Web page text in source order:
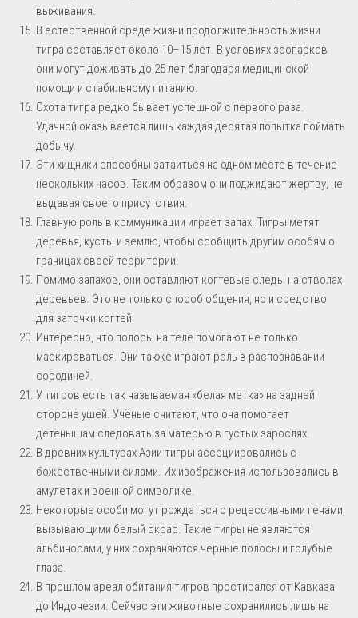
выживания.
В естественной среде жизни продолжительность жизни
тигра составляет около 10–15 лет. В условиях зоопарков
они могут доживать до 25 лет благодаря медицинской
помощи и стабильному питанию.
Охота тигра редко бывает успешной с первого раза.
Удачной оказывается лишь каждая десятая попытка поймать
добычу.
Эти хищники способны затаиться на одном месте в течение
нескольких часов. Таким образом они поджидают жертву, не
выдавая своего присутствия.
Главную роль в коммуникации играет запах. Тигры метят
деревья, кусты и землю, чтобы сообщить другим особям о
границах своей территории.
Помимо запахов, они оставляют когтевые следы на стволах
деревьев. Это не только способ общения, но и средство
для заточки когтей.
Интересно, что полосы на теле помогают не только
маскироваться. Они также играют роль в распознавании
сородичей.
У тигров есть так называемая «белая метка» на задней
стороне ушей. Учёные считают, что она помогает
детёнышам следовать за матерью в густых зарослях.
В древних культурах Азии тигры ассоциировались с
божественными силами. Их изображения использовались в
амулетах и военной символике.
Некоторые особи могут рождаться с рецессивными генами,
вызывающими белый окрас. Такие тигры не являются
альбиносами, у них сохраняются чёрные полосы и голубые
глаза.
В прошлом ареал обитания тигров простирался от Кавказа
до Индонезии. Сейчас эти животные сохранились лишь на